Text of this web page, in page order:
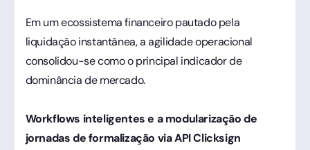
Em um ecossistema financeiro pautado pela
liquidação instantânea, a agilidade operacional
consolidou-se como o principal indicador de
dominância de mercado.
Workflows inteligentes e a modularização de
jornadas de formalização via API Clicksign